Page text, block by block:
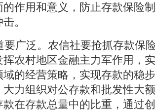
的作用和意义，防止存款保险
。
广泛。农信社要抢抓存款保
挥农村地区金融主力军作用，
域的经营策略，实现存款的稳
大力组织对公存款和批发性大
款在存款总量中的比重，通过